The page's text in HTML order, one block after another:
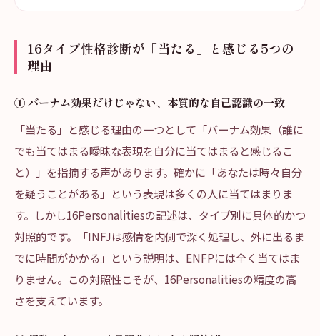
16タイプ性格診断が「当たる」と感じる5つの
理由
① バーナム効果だけじゃない、本質的な自己認識の一致
「当たる」と感じる理由の一つとして「バーナム効果（誰に
でも当てはまる曖昧な表現を自分に当てはまると感じるこ
と）」を指摘する声があります。確かに「あなたは時々自分
を疑うことがある」という表現は多くの人に当てはまりま
す。しかし16Personalitiesの記述は、タイプ別に具体的かつ
対照的です。「INFJは感情を内側で深く処理し、外に出るま
でに時間がかかる」という説明は、ENFPには全く当てはま
りません。この対照性こそが、16Personalitiesの精度の高
さを支えています。